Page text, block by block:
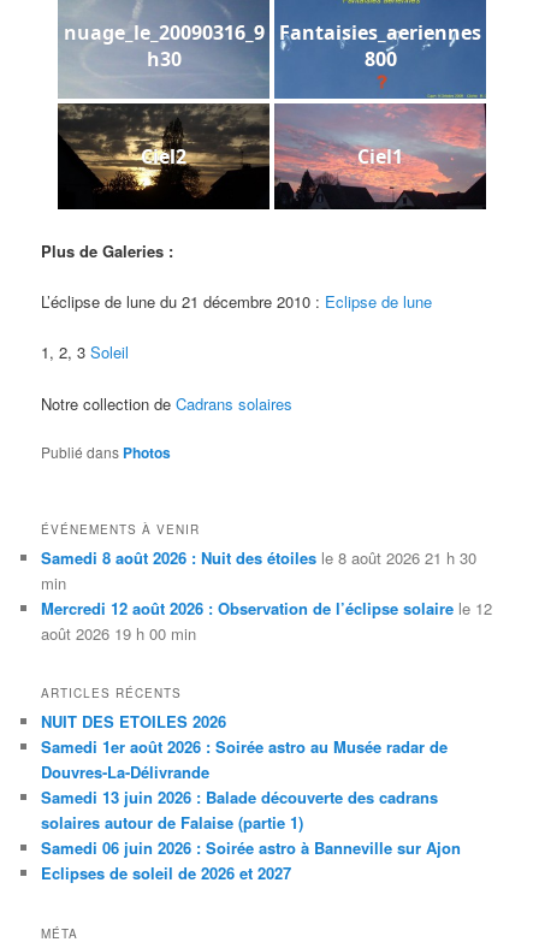
nuage_le_20090316_9
h30
Fantaisies_aeriennes
800
Ciel2 Ciel1
Plus de Galeries :
L’éclipse de lune du 21 décembre 2010 : Eclipse de lune
1, 2, 3Soleil
Notre collection deCadrans solaires
Publié dans Photos
ÉVÉNEMENTS À VENIR
Samedi 8 août 2026 : Nuit des étoiles le 8 août 2026 21 h 30
min
Mercredi 12 août 2026 : Observation de l’éclipse solaire le 12
août 2026 19 h 00 min
ARTICLES RÉCENTS
NUIT DES ETOILES 2026
Samedi 1er août 2026 : Soirée astro au Musée radar de
Douvres-La-Délivrande
Samedi 13 juin 2026 : Balade découverte des cadrans
solaires autour de Falaise (partie 1)
Samedi 06 juin 2026 : Soirée astro à Banneville sur Ajon
Eclipses de soleil de 2026 et 2027
MÉTA